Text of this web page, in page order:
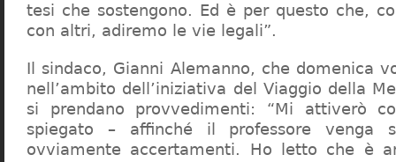
tesi che sostengono. Ed è per questo che,
con altri, adiremo le vie legali”.
Il sindaco, Gianni Alemanno, che domenica
nell’ambito dell’iniziativa del Viaggio della
si prendano provvedimenti: “Mi attiverò
spiegato – affinché il professore venga
ovviamente accertamenti. Ho letto che è